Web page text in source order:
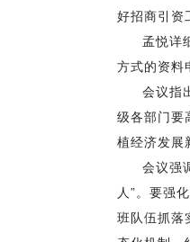
好招商引资
孟悦详
方式的资料
会议指
级各部门要
植经济发展
会议强
人”。要强
班队伍抓落